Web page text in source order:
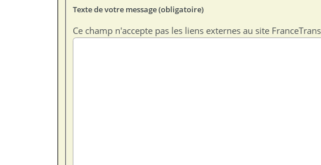
Texte de votre message (obligatoire)
Ce champ n'accepte pas les liens externes au site